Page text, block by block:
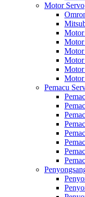
Motor Servo
Motor
Motor
Motor
Motor
Motor
Motor
Pemacu